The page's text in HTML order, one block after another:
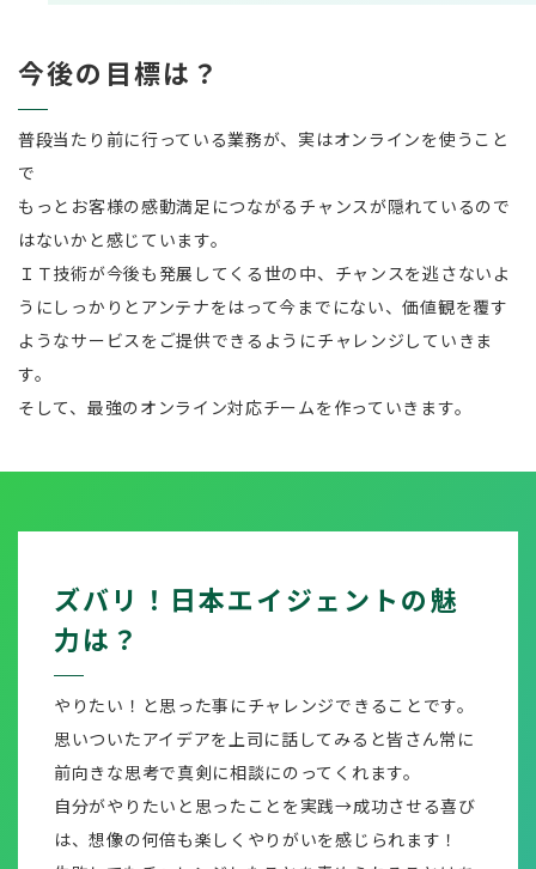
今後の目標は？
普段当たり前に行っている業務が、実はオンラインを使うこと
で
もっとお客様の感動満足につながるチャンスが隠れているので
はないかと感じています。
ＩＴ技術が今後も発展してくる世の中、チャンスを逃さないよ
うにしっかりとアンテナをはって今までにない、価値観を覆す
ようなサービスをご提供できるようにチャレンジしていきま
す。
そして、最強のオンライン対応チームを作っていきます。
ズバリ！日本エイジェントの魅
力は？
やりたい！と思った事にチャレンジできることです。
思いついたアイデアを上司に話してみると皆さん常に
前向きな思考で真剣に相談にのってくれます。
自分がやりたいと思ったことを実践→成功させる喜び
は、想像の何倍も楽しくやりがいを感じられます！